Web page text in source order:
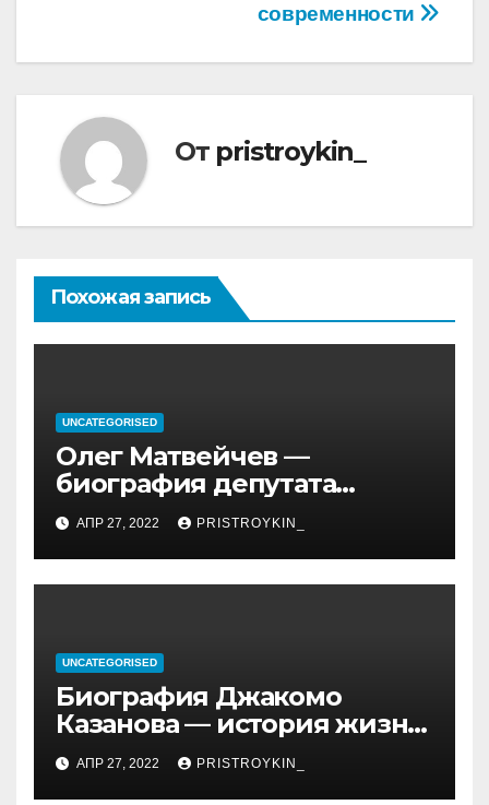
современности
От pristroykin_
Похожая запись
UNCATEGORISED
Олег Матвейчев —
биография депутата
Госдумы, достижения и
политическая карьера
АПР 27, 2022 PRISTROYKIN_
UNCATEGORISED
Биография Джакомо
Казанова — история жизни
легендарного седуктора
АПР 27, 2022 PRISTROYKIN_